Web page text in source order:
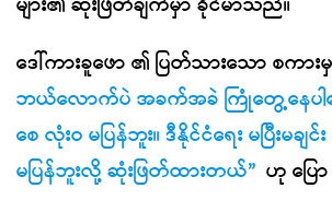
ဒေါ်ကားခူဖော ၏ ပြတ်သားသော စကား
ဘယ်လောက်ပဲ အခက်အခဲ ကြုံတွေ့နေပါစ
စေ လုံးဝ မပြန်ဘူး။ ဒီနိုင်ငံရေး မပြီးမခ
မပြန်ဘူးလို့ ဆုံးဖြတ်ထားတယ်” ဟု ပြေ